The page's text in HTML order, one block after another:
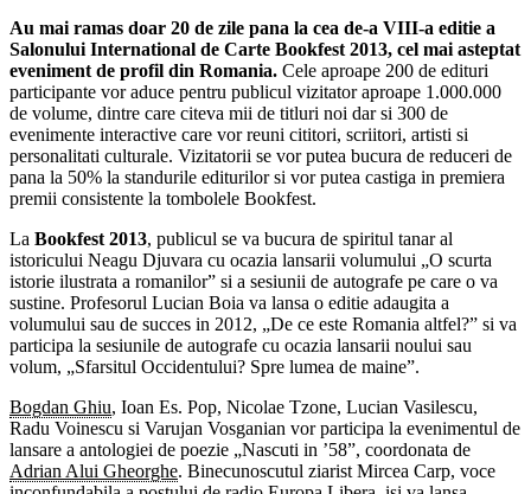
Au mai ramas doar 20 de zile pana la cea de-a VIII-a editie a
Salonului International de Carte Bookfest 2013, cel mai asteptat
eveniment de profil din Romania. Cele aproape 200 de edituri
participante vor aduce pentru publicul vizitator aproape 1.000.000
de volume, dintre care citeva mii de titluri noi dar si 300 de
evenimente interactive care vor reuni cititori, scriitori, artisti si
personalitati culturale. Vizitatorii se vor putea bucura de reduceri de
pana la 50% la standurile editurilor si vor putea castiga in premiera
premii consistente la tombolele Bookfest.
La Bookfest 2013, publicul se va bucura de spiritul tanar al
istoricului Neagu Djuvara cu ocazia lansarii volumului „O scurta
istorie ilustrata a romanilor” si a sesiunii de autografe pe care o va
sustine. Profesorul Lucian Boia va lansa o editie adaugita a
volumului sau de succes in 2012, „De ce este Romania altfel?” si va
participa la sesiunile de autografe cu ocazia lansarii noului sau
volum, „Sfarsitul Occidentului? Spre lumea de maine”.
Bogdan Ghiu, Ioan Es. Pop, Nicolae Tzone, Lucian Vasilescu,
Radu Voinescu si Varujan Vosganian vor participa la evenimentul de
lansare a antologiei de poezie „Nascuti in ’58”, coordonata de
Adrian Alui Gheorghe. Binecunoscutul ziarist Mircea Carp, voce